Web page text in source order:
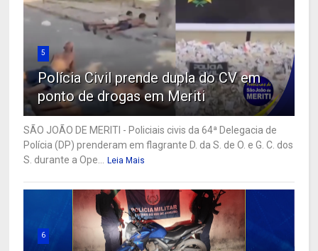
5
Polícia Civil prende dupla do CV em
ponto de drogas em Meriti
SÃO JOÃO DE MERITI - Policiais civis da 64ª Delegacia de
Polícia (DP) prenderam em flagrante D. da S. de O. e G. C. dos
S. durante a Ope...
Leia Mais
6